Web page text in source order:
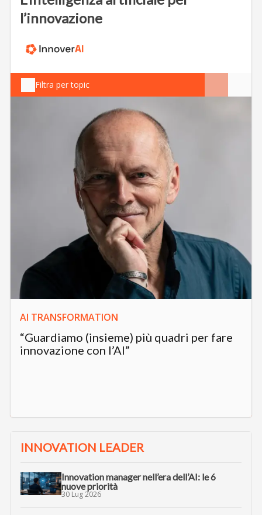
l’innovazione
Filtra per topic
AI TRANSFORMATION
“Guardiamo (insieme) più quadri per fare
innovazione con l’AI”
INNOVATION LEADER
Innovation manager nell’era dell’AI: le 6
nuove priorità
30 Lug 2026